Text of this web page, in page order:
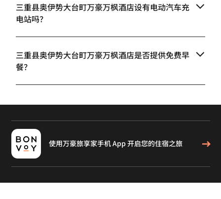
三重县奥伊势大台町万豪万枫酒店设有电动汽车充
电站吗？
三重县奥伊势大台町万豪万枫酒店是否提供免费早
餐？
使用万豪旅享家手机 App 开启您的住宿之旅